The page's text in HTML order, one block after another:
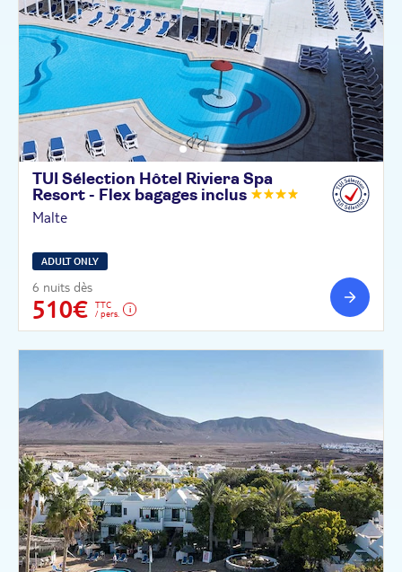
TUI Sélection Hôtel Riviera Spa
Resort - Flex bagages inclus
Malte
ADULT ONLY
6 nuits dès
510€
TTC
/ pers.